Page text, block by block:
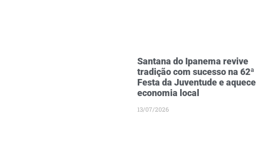
Santana do Ipanema revive
tradição com sucesso na 62ª
Festa da Juventude e aquece
economia local
13/07/2026